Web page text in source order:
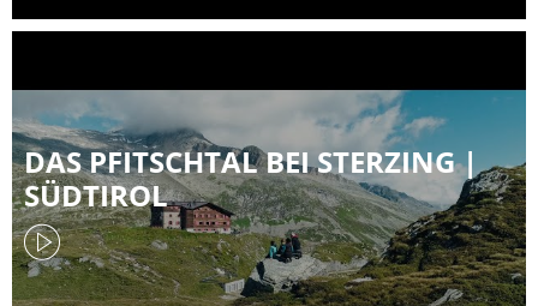
DAS PFITSCHTAL BEI STERZING |
SÜDTIROL